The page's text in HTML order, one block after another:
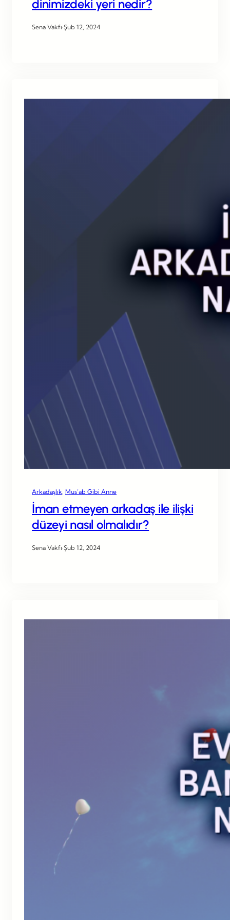
dinimizdeki yeri nedir?
Sena Vakfı·Şub 12, 2024
Arkadaşlık Mus’ab Gibi Anne
İman etmeyen arkadaş ile ilişki
düzeyi nasıl olmalıdır?
Sena Vakfı·Şub 12, 2024